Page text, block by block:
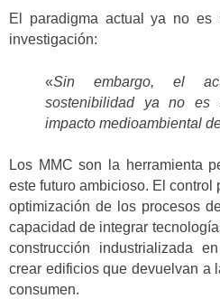
El paradigma actual ya no es
investigación:
«Sin embargo, el
sostenibilidad ya no es
impacto medioambiental
Los MMC son la herramienta
este futuro ambicioso. El control
optimización de los procesos
capacidad de integrar
construcción industrializada
crear edificios que devuelvan a
consumen.